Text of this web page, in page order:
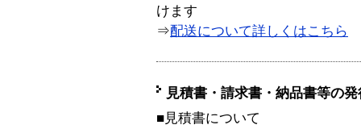
けます
⇒配送について詳しくはこちら
見積書・請求書・納品書等の
■見積書について